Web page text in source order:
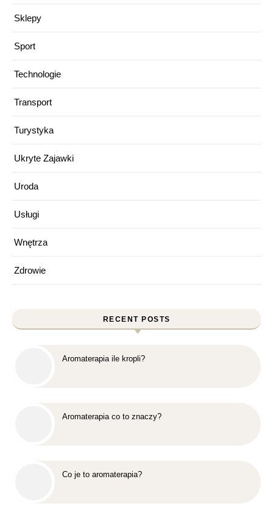
Sklepy
Sport
Technologie
Transport
Turystyka
Ukryte Zajawki
Uroda
Usługi
Wnętrza
Zdrowie
RECENT POSTS
Aromaterapia ile kropli?
Aromaterapia co to znaczy?
Co je to aromaterapia?